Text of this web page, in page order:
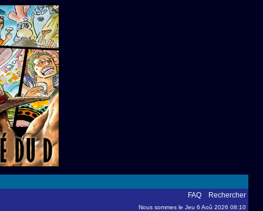
FAQ Rechercher
Nous sommes le Jeu 6 Aoû 2026 08:10